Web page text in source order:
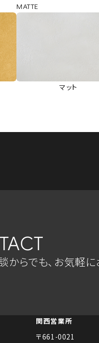
MATTE
マット
からでも、お気軽に
関西営業所
〒661-0021